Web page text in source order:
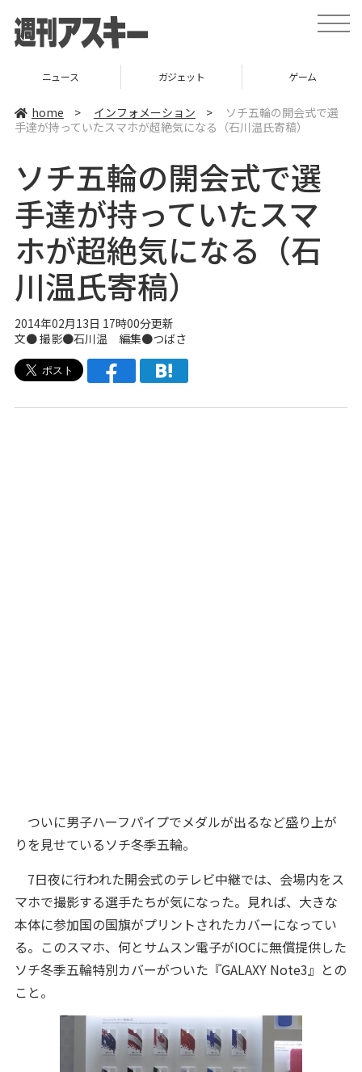
t
o
v
ニュース ガジェット ゲーム
home > インフォメーション >
ソチ五輪の開会式で選
手達が持っていたスマホが超絶気になる（石川温氏寄稿）
ソチ五輪の開会式で選
手達が持っていたスマ
ホが超絶気になる（石
川温氏寄稿）
2014年02月13日 17時00分更新
文● 撮影●石川温 編集●つばさ
ついに男子ハーフパイプでメダルが出るなど盛り上が
りを見せているソチ冬季五輪。
7日夜に行われた開会式のテレビ中継では、会場内をス
マホで撮影する選手たちが気になった。見れば、大きな
本体に参加国の国旗がプリントされたカバーになってい
る。このスマホ、何とサムスン電子がIOCに無償提供した
ソチ冬季五輪特別カバーがついた『GALAXY Note3』との
こと。